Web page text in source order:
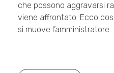
che possono aggravarsi
viene affrontato. Ecco
si muove l’amministratore.